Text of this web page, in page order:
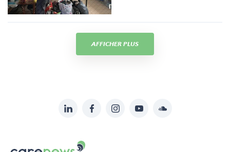
AFFICHER PLUS
LinkedInFacebookInstagramYouTubeSoundcloud